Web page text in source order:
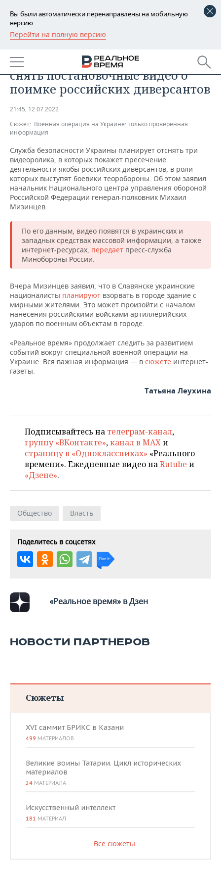
Вы были автоматически перенаправлены на мобильную
версию.
Перейти на полную версию
РЕГИОНЫ
БАШКОРТОСТАН
ТАТАРСТАН
НОВОСТИ
АНАЛИТИКА
ДЕКЛАРАЦИИ О ДОХОДАХ
КОРОЛИ ГОСЗАКАЗА ПФО
ВУЗЫ ТАТАРСТАНА
КОМУ ПРИНАДЛЕЖАТ
ТОРГОВЫЕ ЦЕНТРЫ
ТАТАРСТАНА
НОВОСТИ ЭКОНОМИКИ
ФИНАНСЫ
БАНКИ
БЮДЖЕТ
ПРОМЫШЛЕННОСТЬ
НОВОСТИ
ПРОМЫШЛЕННОСТИ
АГРОПРОМ
МАШИНОСТРОЕНИЕ
НЕФТЬ
ОПК
ЭНЕРГЕТИКА
НЕДВИЖИМОСТЬ
НОВОСТИ НЕДВИЖИМОСТИ
АВТО
НОВОСТИ АВТО
БИЗНЕС
РОЗНИЧНАЯ ТОРГОВЛЯ
ТРАНСПОРТ
УСЛУГИ
НОВОСТИ ТЕХНОЛОГИЙ
МЕДИА
ТЕЛЕКОММУНИКАЦИИ
МЕРОПРИЯТИЯ
НОВОСТИ МЕРОПРИЯТИЙ
ВЫЕЗДНАЯ РЕДАКЦИЯ
БИЗНЕС-БРАНЧИ
ОТКРЫТАЯ ЛЕКЦИЯ
СПОРТ
НОВОСТИ СПОРТА
ФУТБОЛ
БАСКЕТБОЛ
ВОЛЕЙБОЛ
ВОДНЫЕ ВИДЫ СПОРТА
ХОККЕЙ С МЯЧОМ
ОБЩЕСТВО
НОВОСТИ ОБЩЕСТВА
ИНФРАСТРУКТУРА
ИСТОРИЯ
ОБРАЗОВАНИЕ
ПРОИСШЕСТВИЯ
ФОТОГАЛЕРЕЯ
СПРАВОЧНИК
СПИСОК ПЕРСОН
Минобороны: СБУ планирует
снять постановочные видео о
поимке российских диверсантов
21:45, 12.07.2022
Сюжет: Военная операция на Украине: только проверенная
информация
Служба безопасности Украины планирует отснять три
видеоролика, в которых покажет пресечение
деятельности якобы российских диверсантов, в роли
которых выступят боевики теоробороны. Об этом заявил
начальник Национального центра управления обороной
Российской Федерации генерал-полковник Михаил
Мизинцев.
По его данным, видео появятся в украинских и
западных средствах массовой информации, а также
интернет-ресурсах, передает пресс-служба
Минобороны России.
Вчера Мизинцев заявил, что в Славянске украинские
националисты планируют взорвать в городе здание с
мирными жителями. Это может произойти с началом
нанесения российскими войсками артиллерийских
ударов по военным объектам в городе.
«Реальное время» продолжает следить за развитием
событий вокруг специальной военной операции на
Украине. Вся важная информация — в сюжете интернет-
газеты.
Татьяна Леухина
Подписывайтесь на телеграм-канал,
группу «ВКонтакте»,канал в MAXи
страницу в «Одноклассниках» «Реального
времени». Ежедневные видео наRutube и
«Дзене».
Общество Власть
Поделитесь в соцсетях
«Реальное время» в Дзен
НОВОСТИ ПАРТНЕРОВ
Сюжеты
XVI саммит БРИКС в Казани
499 МАТЕРИАЛОВ
Великие воины Татарии. Цикл исторических
материалов
24 МАТЕРИАЛА
Искусственный интеллект
181 МАТЕРИАЛ
Все сюжеты